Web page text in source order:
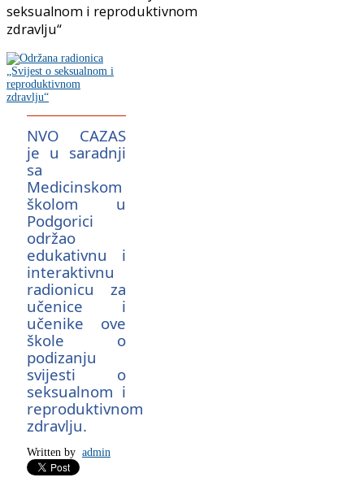
seksualnom i reproduktivnom
zdravlju“
NVO CAZAS
je u saradnji
sa
Medicinskom
školom u
Podgorici
održao
edukativnu i
interaktivnu
radionicu za
učenice i
učenike ove
škole o
podizanju
svijesti o
seksualnom i
reproduktivnom
zdravlju.
Written by admin